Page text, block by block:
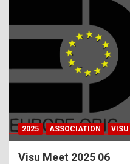
2025 ASSOCIATION VISU
Visu Meet 2025 06